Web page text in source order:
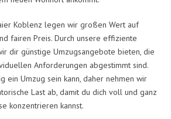
Koblenz legen wir großen Wert auf
fairen Preis. Durch unsere effiziente
dir günstige Umzugsangebote bieten, die
Anforderungen abgestimmt sind.
ein Umzug sein kann, daher nehmen wir
Last ab, damit du dich voll und ganz
konzentrieren kannst.